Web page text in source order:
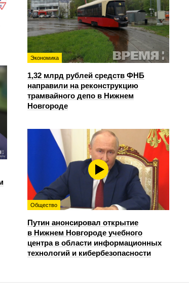
Экономика
1,32 млрд рублей средств ФНБ
направили на реконструкцию
трамвайного депо в Нижнем
Новгороде
Общество
Путин анонсировал открытие
в Нижнем Новгороде учебного
центра в области информационных
технологий и кибербезопасности